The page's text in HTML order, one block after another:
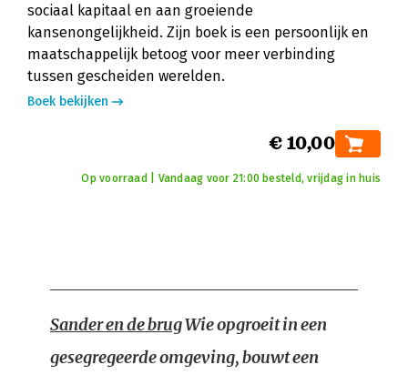
sociaal kapitaal en aan groeiende
kansenongelijkheid. Zijn boek is een persoonlijk en
maatschappelijk betoog voor meer verbinding
tussen gescheiden werelden.
Boek bekijken
€ 10,00
Op voorraad | Vandaag voor 21:00 besteld, vrijdag in huis
Sander en de brugWie opgroeit in een
gesegregeerde omgeving, bouwt een